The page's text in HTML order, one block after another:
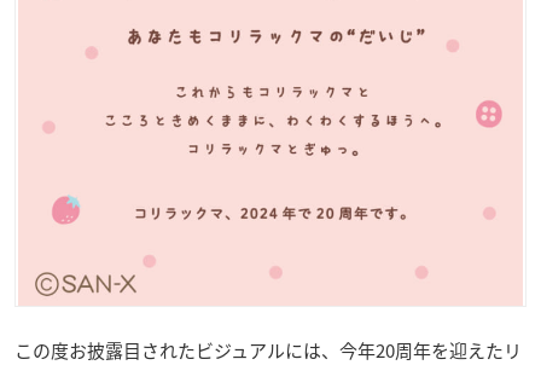
この度お披露目されたビジュアルには、今年20周年を迎えたリ